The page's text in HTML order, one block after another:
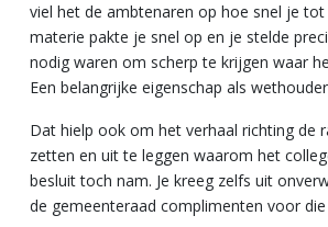
viel het de ambtenaren op hoe snel je
materie pakte je snel op en je stelde
nodig waren om scherp te krijgen waar
Een belangrijke eigenschap als
Dat hielp ook om het verhaal richting de
zetten en uit te leggen waarom het
besluit toch nam. Je kreeg zelfs uit
de gemeenteraad complimenten voor